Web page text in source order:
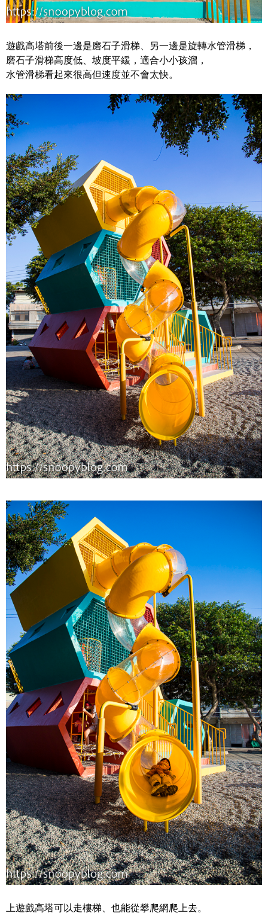
遊戲高塔前後一邊是磨石子滑梯、另一邊是旋轉水管滑梯，
磨石子滑梯高度低、坡度平緩，適合小小孩溜，
水管滑梯看起來很高但速度並不會太快。
上遊戲高塔可以走樓梯、也能從攀爬網爬上去。